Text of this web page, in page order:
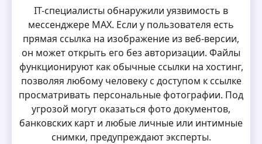
IT-специалисты обнаружили уязвимость в
мессенджере MAX. Если у пользователя есть
прямая ссылка на изображение из веб-версии,
он может открыть его без авторизации. Файлы
функционируют как обычные ссылки на хостинг,
позволяя любому человеку с доступом к ссылке
просматривать персональные фотографии. Под
угрозой могут оказаться фото документов,
банковских карт и любые личные или интимные
снимки, предупреждают эксперты.